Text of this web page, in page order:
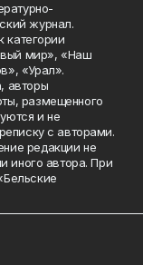
журнал.
категории
мир», «Наш
«Урал».
авторы
размещенного
и не
с авторами.
редакции не
иного автора. При